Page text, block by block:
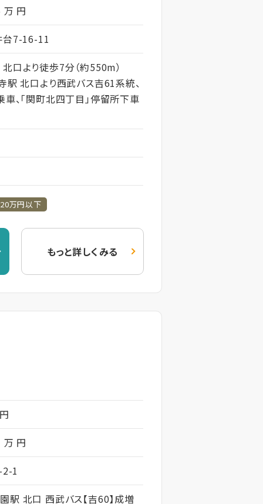
円
台7-16-11
口より徒歩7分（約550m）
駅 北口より西武バス吉61系統、
、「関町北四丁目」停留所下車
万円以下
もっと詳しくみる
円
1
駅 北口 西武バス【吉60】成増